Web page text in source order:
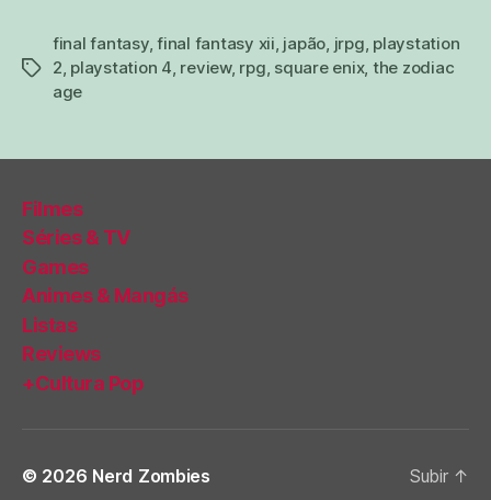
tags
final fantasy,final fantasy xii, japão, jrpg, playstation
2, playstation 4, review, rpg, square enix, the zodiac
age
Filmes
Séries & TV
Games
Animes & Mangás
Listas
Reviews
+Cultura Pop
© 2026 Nerd Zombies Subir ↑